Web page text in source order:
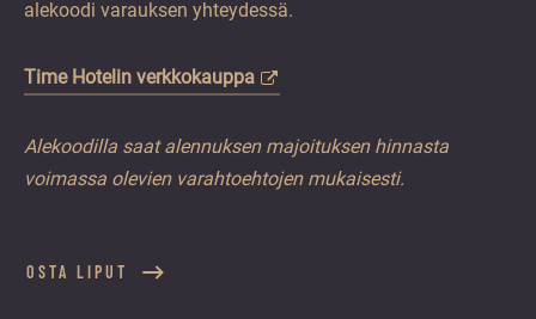
alekoodi varauksen yhteydessä.
Time Hotelin verkkokauppa
Alekoodilla saat alennuksen majoituksen hinnasta
voimassa olevien varahtoehtojen mukaisesti.
OSTA LIPUT